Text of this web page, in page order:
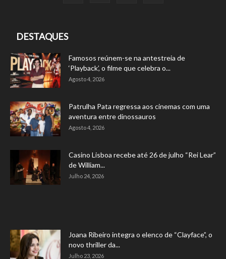
DESTAQUES
Famosos reúnem-se na antestreia de
‘Playback’, o filme que celebra o...
Agosto 4, 2026
Patrulha Pata regressa aos cinemas com uma
aventura entre dinossauros
Agosto 4, 2026
Casino Lisboa recebe até 26 de julho “Rei Lear”
de William...
Julho 24, 2026
Joana Ribeiro integra o elenco de “Clayface”, o
novo thriller da...
Julho 23, 2026